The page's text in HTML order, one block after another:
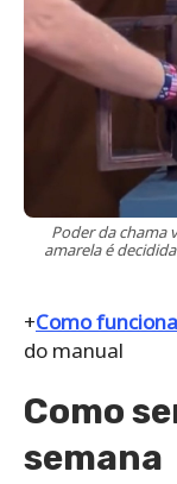
Poder da chama
amarela é
+Como
do manual
Como
semana